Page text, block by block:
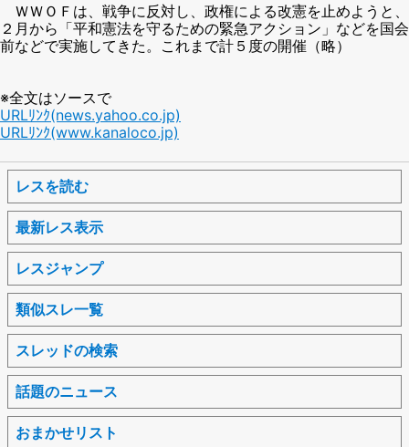
ＷＷＯＦは、戦争に反対し、政権による改憲を止めようと、
２月から「平和憲法を守るための緊急アクション」などを国会
前などで実施してきた。これまで計５度の開催（略）
※全文はソースで
URLﾘﾝｸ(news.yahoo.co.jp)
URLﾘﾝｸ(www.kanaloco.jp)
レスを読む
最新レス表示
レスジャンプ
類似スレ一覧
スレッドの検索
話題のニュース
おまかせリスト